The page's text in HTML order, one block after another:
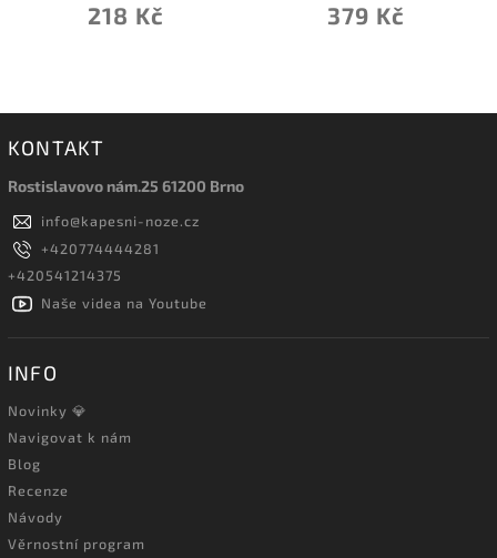
218 Kč 379 Kč
KONTAKT
Rostislavovo nám.25 61200 Brno
info@kapesni-noze.cz
+420774444281
+420541214375
Naše videa na Youtube
INFO
Novinky 💎
Navigovat k nám
Blog
Recenze
Návody
Věrnostní program